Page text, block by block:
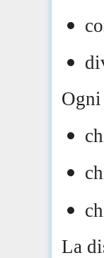
Ogni
La